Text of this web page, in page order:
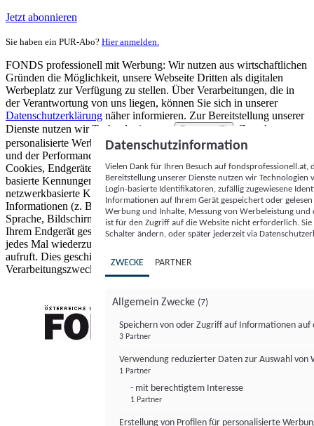
Jetzt abonnieren
Sie haben ein PUR-Abo? Hier anmelden.
FONDS professionell mit Werbung: Wir nutzen aus wirtschaftlichen
Gründen die Möglichkeit, unsere Webseite Dritten als digitalen
Werbeplatz zur Verfügung zu stellen. Über Verarbeitungen, die in
der Verantwortung von uns liegen, können Sie sich in unserer
Datenschutzerklärung näher informieren. Zur Bereitstellung unserer
Dienste nutzen wir Technologien von
Partnern (5)
. Zwecke:
personalisierte Werbung und Inhalte, Messung von Werbeleistung
und der Performance von Inhalten sowie Zielgruppenforschung.
Cookies, Endgeräte- oder ähnliche Online-Kennungen (z. B. login-
basierte Kennungen, zufällig generierte Kennungen,
netzwerkbasierte Kennungen) können zusammen mit anderen
Informationen (z. B. Browsertyp und Browserinformationen,
Sprache, Bildschirmgröße, unterstützte Technologien usw.) auf
Ihrem Endgerät gespeichert oder von dort ausgelesen werden, um es
jedes Mal wiederzuerkennen, wenn es eine App oder einer Webseite
aufruft. Dies geschieht für einen oder mehrere der hier aufgeführten
Verarbeitungszwecke.
Datenschutzinformation
Vielen Dank für Ihren Besuch auf
Bereitstellung unserer Dienste nutzen wir Technologien
Login-basierte Identifikatoren, zufällig zugewiesene
Informationen auf Ihrem Gerät gespeichert oder
Werbung und Inhalte, Messung von Werbeleistung
ist für den Zugriff auf die Website nicht erforderlich.
Schalter ändern, oder später jederzeit via
ZWECKE PARTNER
Allgemein Zwecke (7)
Speichern von oder Zugriff auf Informationen auf
3 Partner
Verwendung reduzierter Daten zur Auswahl von
1 Partner
- mit berechtigtem Interesse
1 Partner
Erstellung von Profilen für personalisierte
FONDS professionell